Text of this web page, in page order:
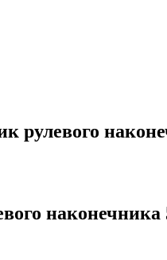
рулевого
наконечника